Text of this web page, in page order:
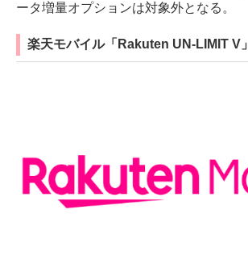
ータ増量オプションは対象外となる。
楽天モバイル「Rakuten UN-LIMIT V」